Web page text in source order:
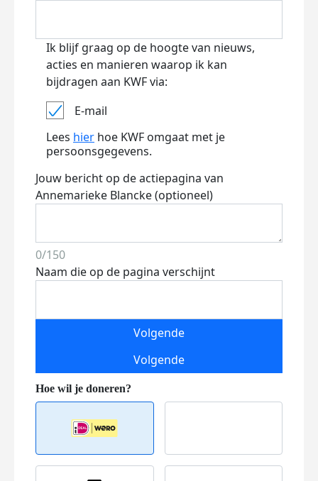
Ik blijf graag op de hoogte van nieuws,
acties en manieren waarop ik kan
bijdragen aan KWF via:
E-mail
Lees hier hoe KWF omgaat met je
persoonsgegevens.
Jouw bericht op de actiepagina van
Annemarieke Blancke (optioneel)
0/150
Naam die op de pagina verschijnt
Volgende
Volgende